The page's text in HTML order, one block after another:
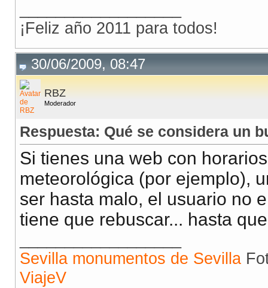
¡Feliz año 2011 para todos!
30/06/2009, 08:47
RBZ
Moderador
Respuesta: Qué se considera un
Si tienes una web con
meteorológica (por ejemplo),
ser hasta malo, el usuario no
tiene que rebuscar... hasta
Sevilla monumentos de Sevilla
ViajeV